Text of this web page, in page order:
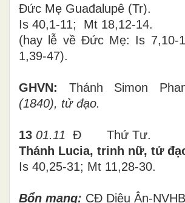
Đức Mẹ Guađalupê (Tr).
Is 40,1-11; Mt 18,12-14.
(hay lễ về Đức Mẹ: Is 7,10-
1,39-47).
GHVN:
Thánh Simon
(1840), tử đạo.
13 01.11 Đ Thứ Tư.
Thánh Lucia, trinh nữ, tử
Is 40,25-31; Mt 11,28-30.
Bổn mạng: CĐ Diệu Ân-NVHB